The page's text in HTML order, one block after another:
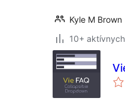
Kyle M Brown
10+